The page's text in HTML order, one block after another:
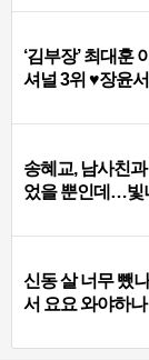
‘김부장’ 최대훈
셔널 3위 ♥장윤
송혜교, 남사친
었을 뿐인데…빛
신동 살 너무 뺐
서 요요 와야하